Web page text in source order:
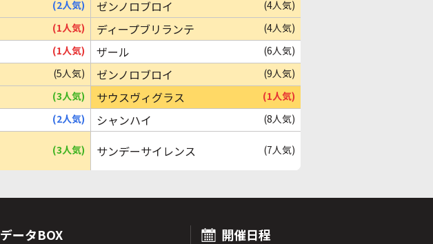
(2人気) ゼンノロブロイ
(4人気)
(1人気) ディープブリランテ
(4人気)
(1人気) ザール
(6人気)
(5人気) ゼンノロブロイ
(9人気)
(3人気) サウスヴィグラス
(1人気)
(2人気) シャンハイ (8人気)
(3人気) サンデーサイレンス (7人気)
データBOX 開催日程